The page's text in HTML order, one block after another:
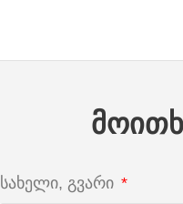
სახელი, გვარი